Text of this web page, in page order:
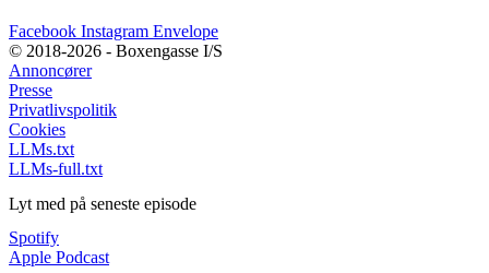
Facebook Instagram Envelope
© 2018-2026 - Boxengasse I/S
Annoncører
Presse
Privatlivspolitik
Cookies
LLMs.txt
LLMs-full.txt
Lyt med på seneste episode
Spotify
Apple Podcast